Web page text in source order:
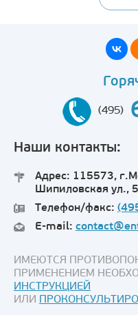
(495)
Наши контакты:
Адрес: 115573,
Шипиловская ул.,
Телефон/факс:
E-mail:
ИМЕЮТСЯ
ПРИМЕНЕНИЕМ
ИНСТРУКЦИЕЙ
ИЛИ